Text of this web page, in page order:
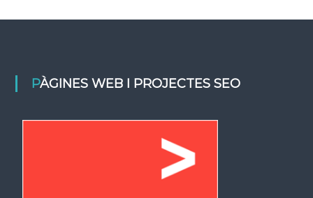
PÀGINES WEB I PROJECTES SEO